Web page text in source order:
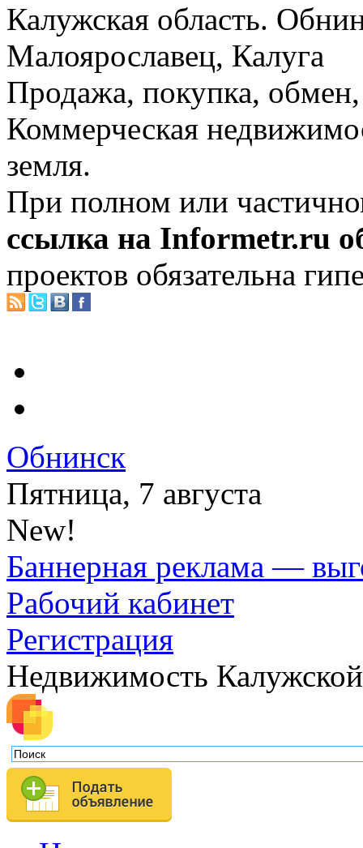
Калужская область.
Малоярославец, Калуга
Продажа, покупка, обмен,
Коммерческая
земля.
При полном или
ссылка на Informetr.ru
проектов обязательна
Обнинск
Пятница, 7 августа
New!
Баннерная реклама —
Рабочий кабинет
Регистрация
Недвижимость